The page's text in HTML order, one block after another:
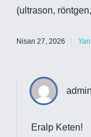
(ultrason,
Nisan 27, 2026
admin
Eralp Keten!